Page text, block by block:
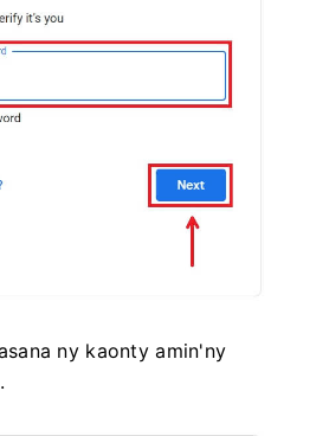
ny kaonty amin'ny